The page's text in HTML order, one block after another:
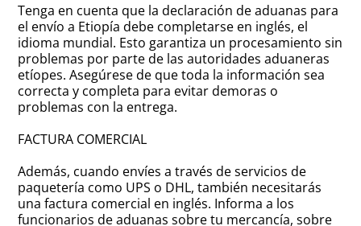
Tenga en cuenta que la declaración de aduanas para
el envío a Etiopía debe completarse en inglés, el
idioma mundial. Esto garantiza un procesamiento sin
problemas por parte de las autoridades aduaneras
etíopes. Asegúrese de que toda la información sea
correcta y completa para evitar demoras o
problemas con la entrega.
FACTURA COMERCIAL
Además, cuando envíes a través de servicios de
paquetería como UPS o DHL, también necesitarás
una factura comercial en inglés. Informa a los
funcionarios de aduanas sobre tu mercancía, sobre